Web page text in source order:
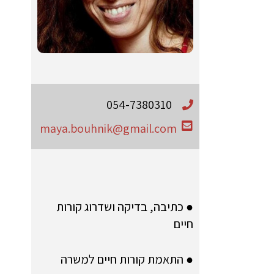
054-7380310
maya.bouhnik@gmail.com
● כתיבה, בדיקה ושדרוג קורות
חיים
● התאמת קורות חיים למשרה